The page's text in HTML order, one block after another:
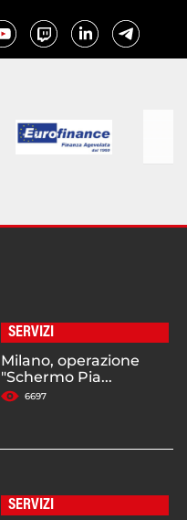
SERVIZI
Milano, operazione
"Schermo Pia...
6697
SERVIZI